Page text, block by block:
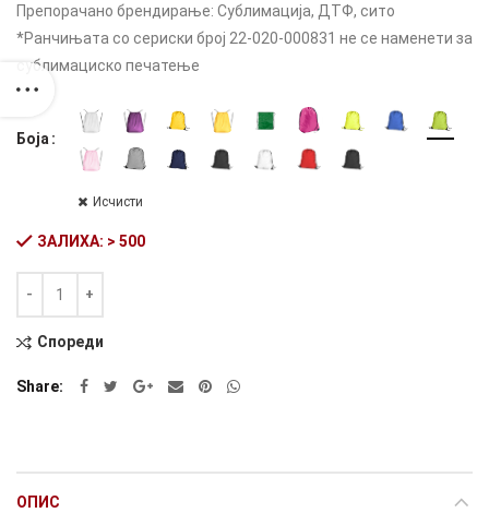
Препорачано брендирање: Сублимација, ДТФ, сито
*Ранчињата со сериски број 22-020-000831 не се наменети за
сублимациско печатење
Боја
Исчисти
ЗАЛИХА: > 500
Alternative:
Спореди
Share
ОПИС